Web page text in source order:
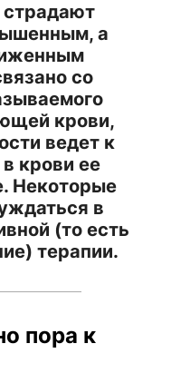
а
со
крови,
ведет к
крови ее
Некоторые
в
(то есть
терапии.
пора к